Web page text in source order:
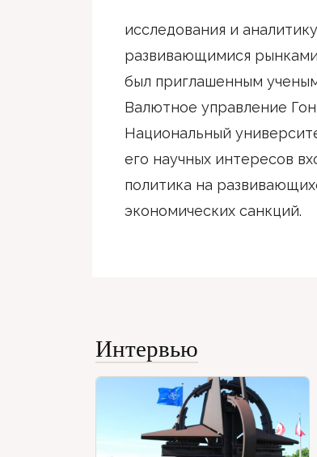
исследования и
развивающимися
был приглашенным
Валютное управление
Национальный
его научных интересов
политика на
экономических санкций.
Интервью